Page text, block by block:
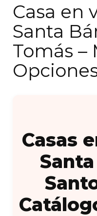
Casa en
Santa
Tomás –
Casas